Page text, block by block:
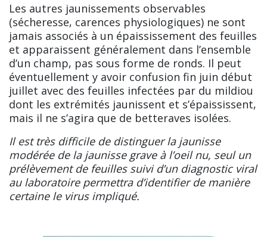
Les autres jaunissements observables
(sécheresse, carences physiologiques) ne sont
jamais associés à un épaississement des feuilles
et apparaissent généralement dans l’ensemble
d’un champ, pas sous forme de ronds. Il peut
éventuellement y avoir confusion fin juin début
juillet avec des feuilles infectées par du mildiou
dont les extrémités jaunissent et s’épaississent,
mais il ne s’agira que de betteraves isolées.
Il est très difficile de distinguer la jaunisse
modérée de la jaunisse grave à l’oeil nu, seul un
prélèvement de feuilles suivi d’un diagnostic viral
au laboratoire permettra d’identifier de manière
certaine le virus impliqué.